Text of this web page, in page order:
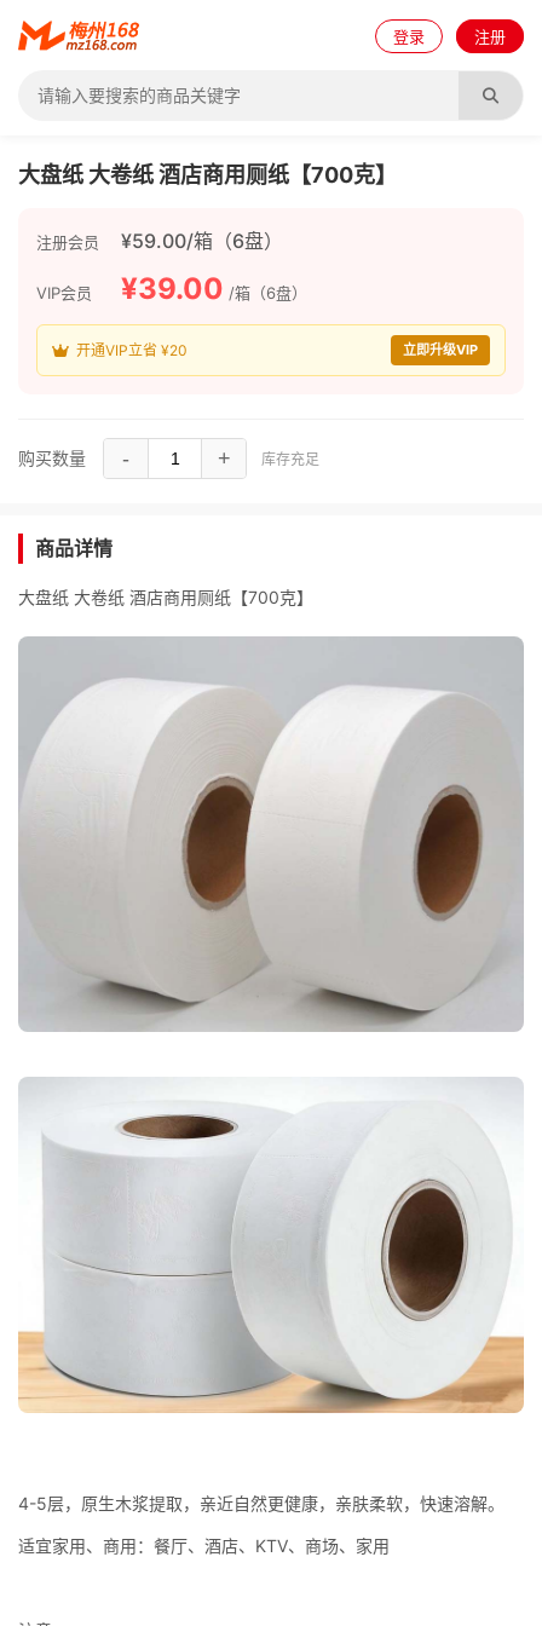
登录 注册
大盘纸 大卷纸 酒店商用厕纸【700克】
注册会员 ¥59.00/箱（6盘）
VIP会员 ¥39.00 /箱（6盘）
开通VIP立省 ¥20 立即升级VIP
购买数量 - + 库存充足
商品详情
大盘纸 大卷纸 酒店商用厕纸【700克】
4-5层，原生木浆提取，亲近自然更健康，亲肤柔软，快速溶解。
适宜家用、商用：餐厅、酒店、KTV、商场、家用